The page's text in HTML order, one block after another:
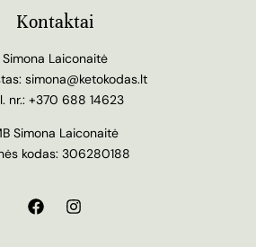
Kontaktai
Simona Laiconaitė
simona@ketokodas.lt
nr.: +370 688 14623
Simona Laiconaitė
kodas: 306280188